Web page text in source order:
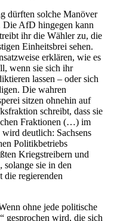
dürften solche Manöver
Die AfD hingegen kann
ihr die Wähler zu, die
Einheitsbrei sehen.
erklären, wie es
wenn sie sich ihr
lassen – oder sich
Die wahren
sitzen ohnehin auf
schreibt, dass sie
Fraktionen (…) im
deutlich: Sachsens
Politikbetriebs
Kriegstreibern und
sie in den
die regierenden
ohne jede politische
gesprochen wird, die sich